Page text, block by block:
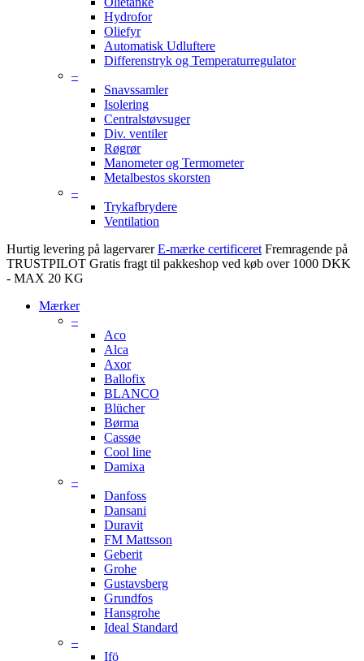
Hydrofor
Oliefyr
Automatisk Udluftere
Differenstryk og Temperaturregulator
–
Snavssamler
Isolering
Centralstøvsuger
Div. ventiler
Røgrør
Manometer og Termometer
Metalbestos skorsten
–
Trykafbrydere
Ventilation
Hurtig levering på lagervarer E-mærke certificeret Fremragende på
TRUSTPILOT Gratis fragt til pakkeshop ved køb over 1000 DKK
- MAX 20 KG
Mærker
–
Aco
Alca
Axor
Ballofix
BLANCO
Blücher
Børma
Cassøe
Cool line
Damixa
–
Danfoss
Dansani
Duravit
FM Mattsson
Geberit
Grohe
Gustavsberg
Grundfos
Hansgrohe
Ideal Standard
–
Ifö